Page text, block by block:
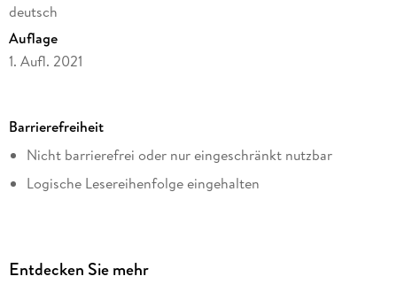
deutsch
Auflage
1. Aufl. 2021
Dateigröße
15,19 MB
Altersempfehlung
Ruperts Tagebuch / Rowley Jefferson's Journal, 3
Barrierefreiheit
Nicht barrierefrei oder nur eingeschränkt nutzbar
Logische Lesereihenfolge eingehalten
Entdecken Sie mehr